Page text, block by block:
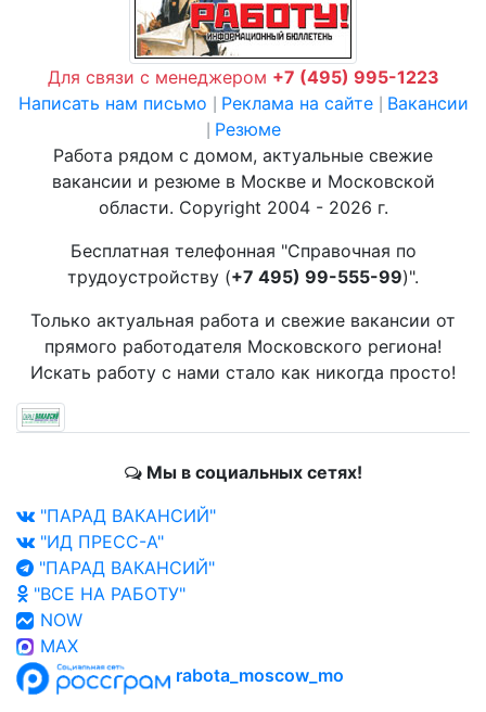
Для связи с менеджером +7 (495) 995-1223
Написать нам письмо
Реклама на сайте Вакансии
Резюме
Работа рядом с домом, актуальные свежие
вакансии и резюме в Москве и Московской
области. Copyright 2004 - 2026 г.
Бесплатная телефонная "Справочная по
трудоустройству (+7 495) 99-555-99)".
Только актуальная работа и свежие вакансии от
прямого работодателя Московского региона!
Искать работу с нами стало как никогда просто!
Мы в социальных сетях!
"ПАРАД ВАКАНСИЙ"
"ИД ПРЕСС-А"
"ПАРАД ВАКАНСИЙ"
"ВСЕ НА РАБОТУ"
NOW
MAX
rabota_moscow_mo